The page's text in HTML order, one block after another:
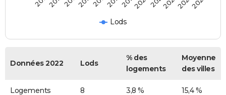
Lods
Données 2022 Lods
% des
logements
Moyenne
des villes
Logements
8 3,8 % 15,4 %